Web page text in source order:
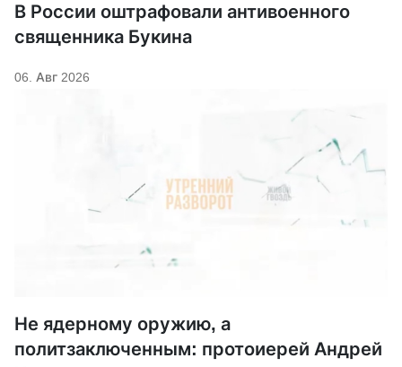
В России оштрафовали антивоенного
священника Букина
06. Авг 2026
Не ядерному оружию, а
политзаключенным: протоиерей Андрей